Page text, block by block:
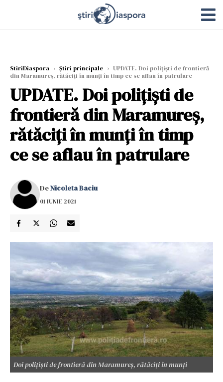
StiriDiaspora › Știri principale › UPDATE. Doi poliţişti de frontieră
din Maramureş, rătăciți în munți în timp ce se aflau în patrulare
UPDATE. Doi poliţişti de
frontieră din Maramureş,
rătăciți în munți în timp
ce se aflau în patrulare
DeNicoleta Baciu
01 IUNIE 2021
Doi poliţişti de frontieră din Maramureş, rătăciți în munți